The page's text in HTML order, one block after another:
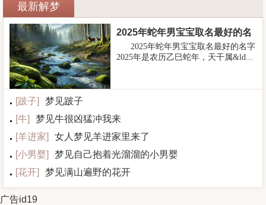
最新解梦
2025年蛇年男宝宝取名最好的名
2025年蛇年男宝宝取名最好的名字
2025年是农历乙巳蛇年，天干属&ld...
[跛子]
梦见跛子
[牛]
梦见牛很凶猛冲我来
[羊进家]
女人梦见羊进家里来了
[小男婴]
梦见自己抱着光溜溜的小男婴
[花开] 梦见满山遍野的花开
广告id19